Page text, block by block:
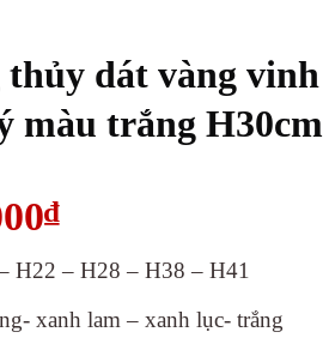
dát vàng vinh
màu trắng H30cm
₫
H22– H28 – H38 – H41
xanh lam – xanh lục- trắng